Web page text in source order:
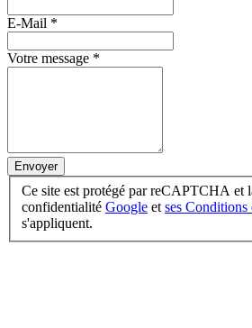
E-Mail *
Votre message *
Envoyer
Ce site est protégé par reCAPTCHA et
confidentialité Google et ses Conditions
s'appliquent.